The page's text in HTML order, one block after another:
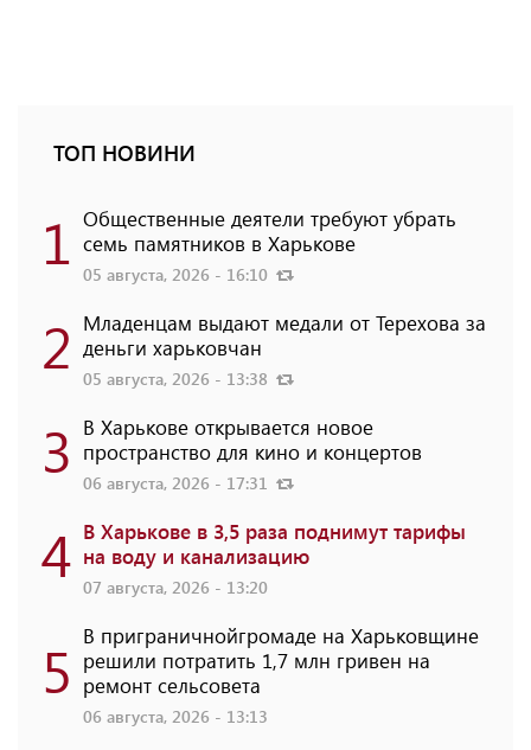
ТОП НОВИНИ
1 Общественные деятели требуют убрать
семь памятников в Харькове
05 августа, 2026 - 16:10
2 Младенцам выдают медали от Терехова за
деньги харьковчан
05 августа, 2026 - 13:38
3 В Харькове открывается новое
пространство для кино и концертов
06 августа, 2026 - 17:31
4 В Харькове в 3,5 раза поднимут тарифы
на воду и канализацию
07 августа, 2026 - 13:20
5 В приграничнойгромаде на Харьковщине
решили потратить 1,7 млн ​​гривен на
ремонт сельсовета
06 августа, 2026 - 13:13